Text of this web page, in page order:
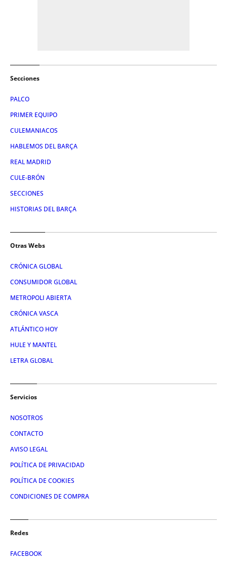
Secciones
PALCO
PRIMER EQUIPO
CULEMANIACOS
HABLEMOS DEL BARÇA
REAL MADRID
CULE-BRÓN
SECCIONES
HISTORIAS DEL BARÇA
Otras Webs
CRÓNICA GLOBAL
CONSUMIDOR GLOBAL
METROPOLI ABIERTA
CRÓNICA VASCA
ATLÁNTICO HOY
HULE Y MANTEL
LETRA GLOBAL
Servicios
NOSOTROS
CONTACTO
AVISO LEGAL
POLÍTICA DE PRIVACIDAD
POLÍTICA DE COOKIES
CONDICIONES DE COMPRA
Redes
FACEBOOK